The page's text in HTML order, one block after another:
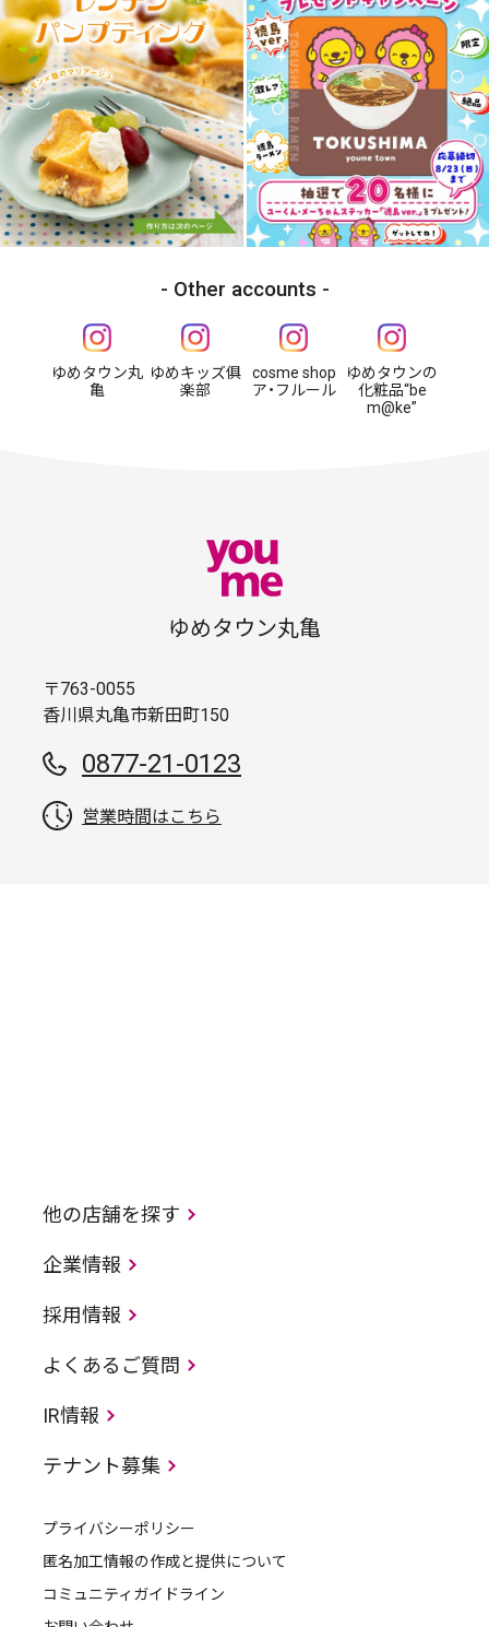
Other accounts
ゆめタウン丸
亀
ゆめキッズ俱
楽部
cosme shop
ア・フルール
ゆめタウンの
化粧品“be
m@ke”
ゆめタウン丸亀
〒763-0055
香川県丸亀市新田町150
0877-21-0123
営業時間はこちら
他の店舗を探す
企業情報
採用情報
よくあるご質問
IR情報
テナント募集
プライバシーポリシー
匿名加工情報の作成と提供について
コミュニティガイドライン